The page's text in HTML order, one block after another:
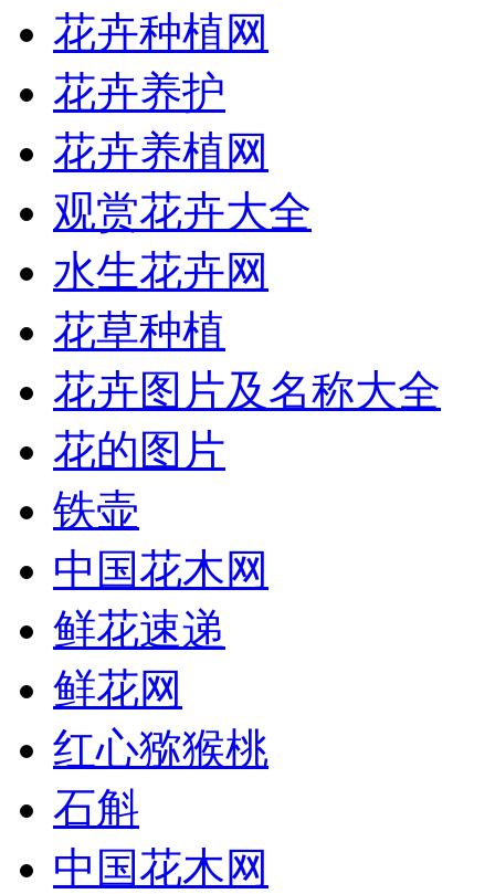
花卉种植网
花卉养护
花卉养植网
观赏花卉大全
水生花卉网
花草种植
花卉图片及名称大全
花的图片
铁壶
中国花木网
鲜花速递
鲜花网
红心猕猴桃
石斛
中国花木网